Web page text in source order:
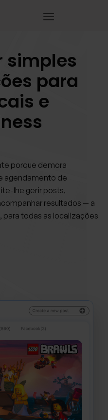
simples
para
e
porque demora
agendamento de
lhe gerir posts,
resultados — a
para todas as localizações